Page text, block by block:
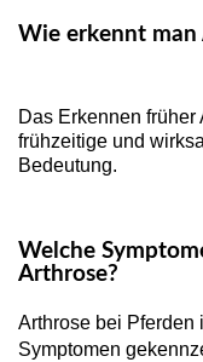
Wie erkennt man
Das Erkennen
frühzeitige und
Bedeutung.
Welche
Arthrose?
Arthrose bei Pferden
Symptomen